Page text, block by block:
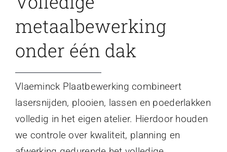
metaalbewerking
onder één dak
Vlaeminck Plaatbewerking combineert
lasersnijden, plooien, lassen en poederlakken
volledig in het eigen atelier. Hierdoor houden
we controle over kwaliteit, planning en